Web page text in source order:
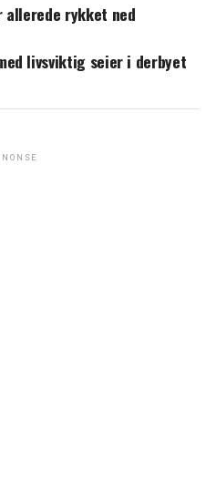
allerede rykket ned
livsviktig seier i derbyet